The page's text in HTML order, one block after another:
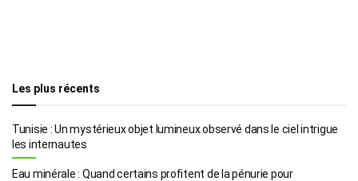
Les plus récents
Tunisie : Un mystérieux objet lumineux observé dans le ciel intrigue
les internautes
Eau minérale : Quand certains profitent de la pénurie pour